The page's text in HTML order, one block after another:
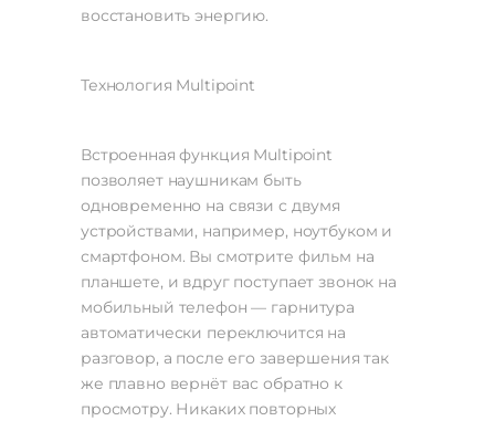
восстановить энергию.
Технология Multipoint
Встроенная функция Multipoint
позволяет наушникам быть
одновременно на связи с двумя
устройствами, например, ноутбуком и
смартфоном. Вы смотрите фильм на
планшете, и вдруг поступает звонок на
мобильный телефон — гарнитура
автоматически переключится на
разговор, а после его завершения так
же плавно вернёт вас обратно к
просмотру. Никаких повторных